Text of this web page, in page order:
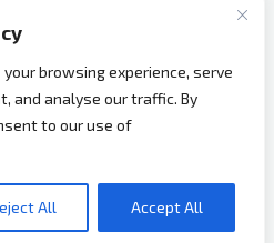
browsing experience, serve
and analyse our traffic. By
to our use of
All Accept All
Bh Dijaspora.
O nama
korištenja